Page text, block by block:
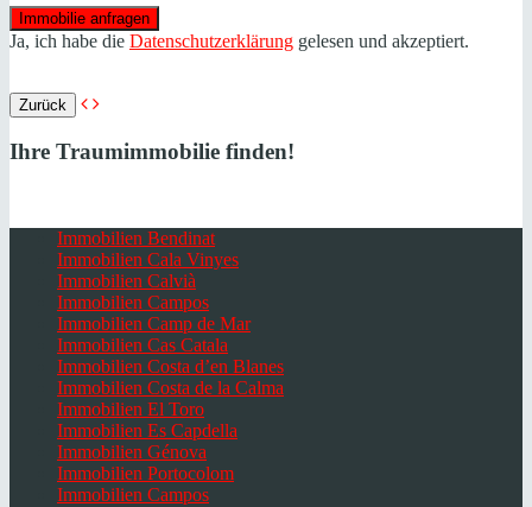
Ja, ich habe die Datenschutzerklärung gelesen und akzeptiert.
Zurück
Ihre Traumimmobilie finden!
Immobilien Bendinat
Immobilien Cala Vinyes
Immobilien Calvià
Immobilien Campos
Immobilien Camp de Mar
Immobilien Cas Catala
Immobilien Costa d’en Blanes
Immobilien Costa de la Calma
Immobilien El Toro
Immobilien Es Capdella
Immobilien Génova
Immobilien Portocolom
Immobilien Campos